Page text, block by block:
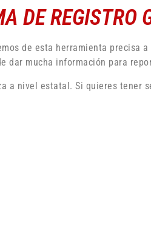
DE REGISTRO
de esta herramienta precisa
dar mucha información para
a nivel estatal. Si quieres tener